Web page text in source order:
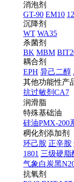
消泡剂
GT-90 EM10
沉降剂
WT WA35
杀菌剂
BK MBM
耦合剂
EPH 异己二醇
其他功能性产
抗过敏剂CA7
润滑脂
特殊基础油
硅油PMX-200
稠化剂添加剂
环己胺 正辛胺
1801 三级硬脂
气象白炭黑
抗氧剂